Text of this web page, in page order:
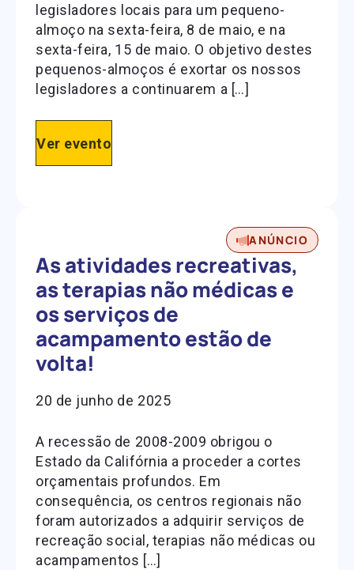
legisladores locais para um pequeno-
almoço na sexta-feira, 8 de maio, e na
sexta-feira, 15 de maio. O objetivo destes
pequenos-almoços é exortar os nossos
legisladores a continuarem a […]
Ver evento
ANÚNCIO
As atividades recreativas,
as terapias não médicas e
os serviços de
acampamento estão de
volta!
20 de junho de 2025
A recessão de 2008-2009 obrigou o
Estado da Califórnia a proceder a cortes
orçamentais profundos. Em
consequência, os centros regionais não
foram autorizados a adquirir serviços de
recreação social, terapias não médicas ou
acampamentos […]